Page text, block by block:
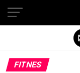
FITNES